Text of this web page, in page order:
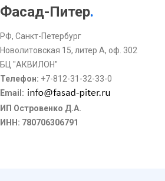
Фасад-Питер.
РФ, Санкт-Петербург
Новолитовская 15, литер А, оф. 302
БЦ "АКВИЛОН"
Телефон: +7-812-31-32-33-0
Email:
ИП Островенко Д.А.
ИНН: 780706306791